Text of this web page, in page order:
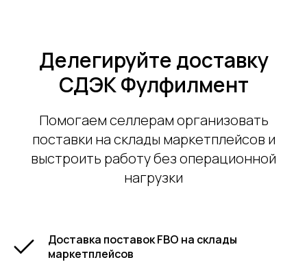
Делегируйте доставку
СДЭК Фулфилмент
Помогаем селлерам организовать
поставки на склады маркетплейсов и
выстроить работу без операционной
нагрузки
Доставка поставок FBO на склады
маркетплейсов